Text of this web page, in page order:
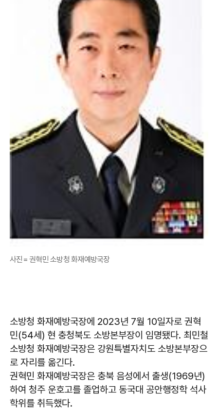
사진= 권혁민 소방청 화재예방국장
소방청 화재예방국장에 2023년 7월 10일자로 권혁
민(54세) 현 충청북도 소방본부장이 임명됐다. 최민철
소방청 화재예방국장은 강원특별자치도 소방본부장으
로 자리를 옮긴다.
권혁민 화재예방국장은 충북 음성에서 출생(1969년)
하여 청주 운호고를 졸업하고 동국대 공안행정학 석사
학위를 취득했다.